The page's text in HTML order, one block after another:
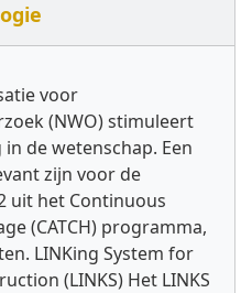
voor
(NWO) stimuleert
de wetenschap. Een
zijn voor de
uit het Continuous
(CATCH) programma,
LINKing System for
(LINKS) Het LINKS